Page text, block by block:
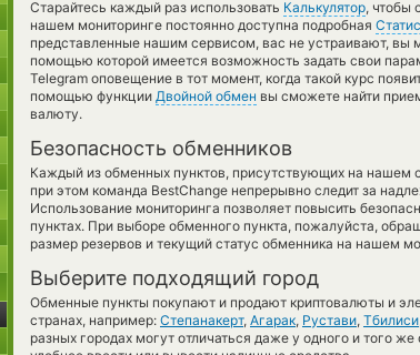
Старайтесь каждый раз использовать Калькулятор, чтобы
нашем мониторинге постоянно доступна подробная
представленные нашим сервисом, вас не устраивают, вы
помощью которой имеется возможность задать свои
Telegram оповещение в тот момент, когда такой курс
помощью функции Двойной обмен вы сможете найти
валюту.
Безопасность обменников
Каждый из обменных пунктов, присутствующих на нашем
при этом команда BestChange непрерывно следит за
Использование мониторинга позволяет повысить
пунктах. При выборе обменного пункта, пожалуйста,
размер резервов и текущий статус обменника на нашем
Выберите подходящий город
Обменные пункты покупают и продают криптовалюты и
странах, например: Степанакерт, Агарак, Рустави, Тбилиси
разных городах могут отличаться даже у одного и того